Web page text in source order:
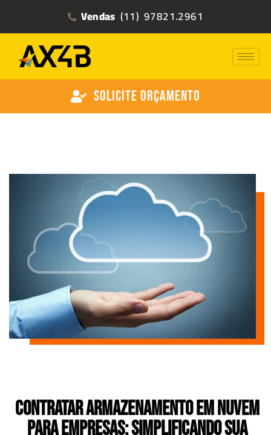
Vendas (11) 97821.2961
Solicite Orçamento
Contratar Armazenamento em Nuvem
para Empresas: Simplificando sua